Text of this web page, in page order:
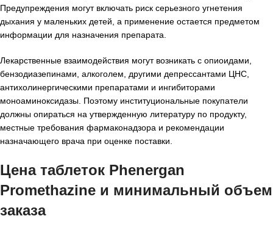
Предупреждения могут включать риск серьезного угнетения
дыхания у маленьких детей, а применение остается предметом
информации для назначения препарата.
Лекарственные взаимодействия могут возникать с опиоидами,
бензодиазепинами, алкоголем, другими депрессантами ЦНС,
антихолинергическими препаратами и ингибиторами
моноаминоксидазы. Поэтому институциональные покупатели
должны опираться на утвержденную литературу по продукту,
местные требования фармаконадзора и рекомендации
назначающего врача при оценке поставки.
Цена таблеток Phenergan
Promethazine и минимальный объем
заказа